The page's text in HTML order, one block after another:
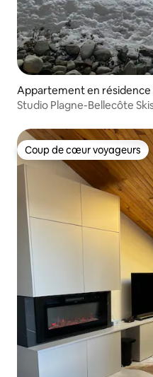
Appartement en résidence
Studio Plagne-Bellecôte
Coup de cœur voyageurs
Coup de cœur voyageurs